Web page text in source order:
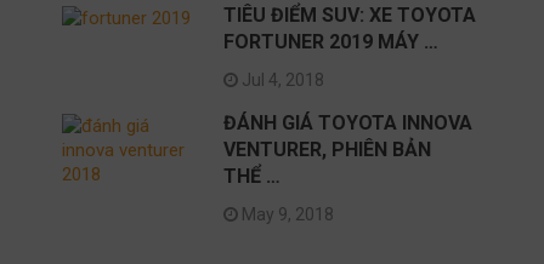
TIÊU ĐIỂM SUV: XE TOYOTA
FORTUNER 2019 MÁY …
Jul 4, 2018
ĐÁNH GIÁ TOYOTA INNOVA
VENTURER, PHIÊN BẢN
THỂ …
May 9, 2018